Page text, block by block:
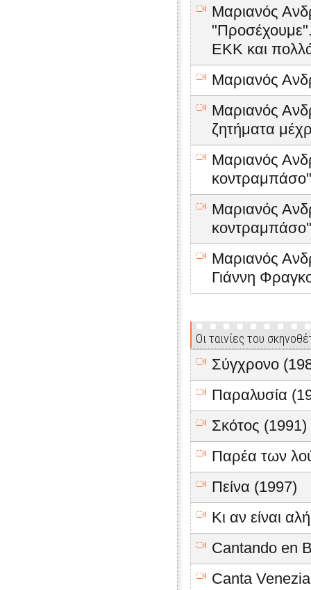
Μαριανός
ΕΚΚ και
Μαριανός
Μαριανός
ζητήματα
Μαριανός
Μαριανός
Μαριανός
Γιάννη
Οι ταινίες του
Σύγχρονο
Παραλυσία
Σκότος (1991)
Παρέα των
Πείνα (1997)
Κι αν είναι
Cantando en
Canta